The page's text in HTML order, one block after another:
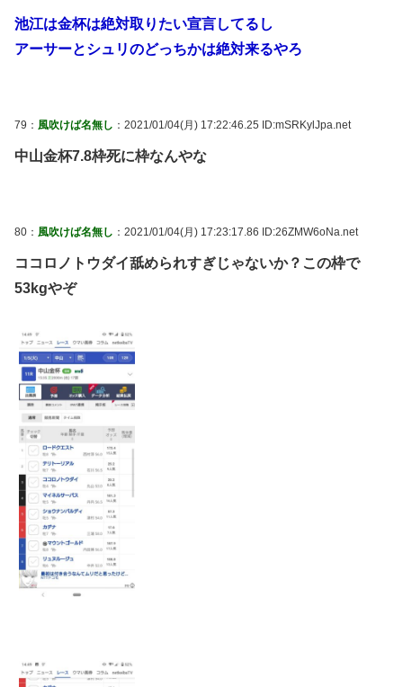
池江は金杯は絶対取りたい宣言してるし
アーサーとシュリのどっちかは絶対来るやろ
79： 風吹けば名無し ：2021/01/04(月) 17:22:46.25 ID:mSRKylJpa.net
中山金杯7.8枠死に枠なんやな
80： 風吹けば名無し ：2021/01/04(月) 17:23:17.86 ID:26ZMW6oNa.net
ココロノトウダイ舐められすぎじゃないか？この枠で
53kgやぞ